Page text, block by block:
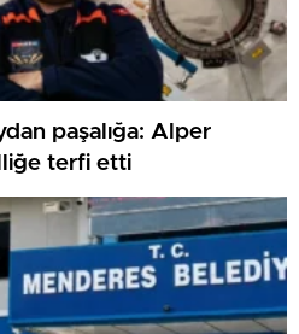
paşalığa: Alper
terfi etti